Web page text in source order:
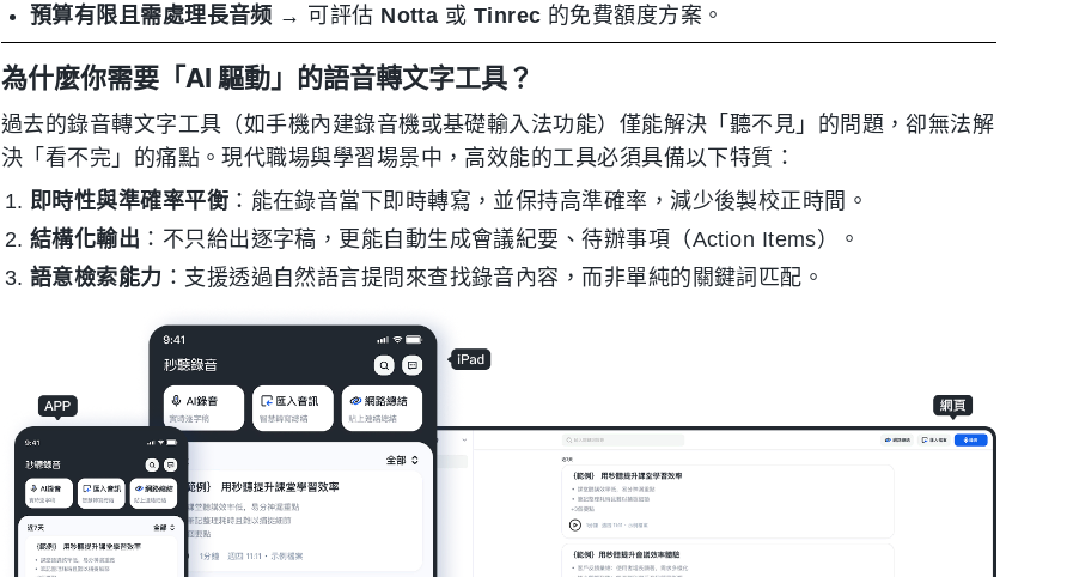
預算有限且需處理長音频 → 可評估 Notta 或 Tinrec 的免費額度方案。
為什麼你需要「AI 驅動」的語音轉文字工具？
過去的錄音轉文字工具（如手機內建錄音機或基礎輸入法功能）僅能解決「聽不見」的問題，卻無法解
決「看不完」的痛點。現代職場與學習場景中，高效能的工具必須具備以下特質：
即時性與準確率平衡 ：能在錄音當下即時轉寫，並保持高準確率，減少後製校正時間。
結構化輸出 ：不只給出逐字稿，更能自動生成會議紀要、待辦事項（Action Items）。
語意檢索能力 ：支援透過自然語言提問來查找錄音內容，而非單純的關鍵詞匹配。